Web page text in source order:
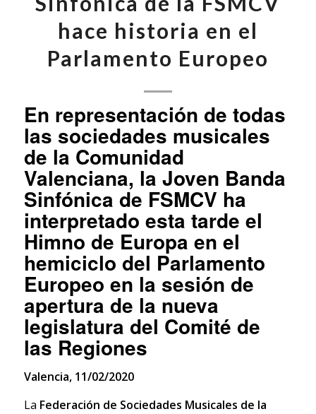
hace historia en el
Parlamento Europeo
En representación de todas
las sociedades musicales
de la Comunidad
Valenciana, la Joven Banda
Sinfónica de FSMCV ha
interpretado esta tarde el
Himno de Europa en el
hemiciclo del Parlamento
Europeo en la sesión de
apertura de la nueva
legislatura del Comité de
las Regiones
Valencia, 11/02/2020
La Federación de Sociedades Musicales de la